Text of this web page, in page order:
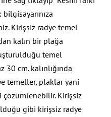
Kirişsiz radye temel
kalın bir plağa
temel
30 cm. kalınlığında
temeller, plaklar yani
çözümlenebilir. Kirişsiz
gibi kirişsiz radye